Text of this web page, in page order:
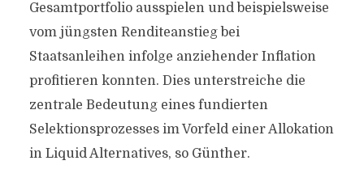
Gesamtportfolio ausspielen und beispielsweise
vom jüngsten Renditeanstieg bei
Staatsanleihen infolge anziehender Inflation
profitieren konnten. Dies unterstreiche die
zentrale Bedeutung eines fundierten
Selektionsprozesses im Vorfeld einer Allokation
in Liquid Alternatives, so Günther.